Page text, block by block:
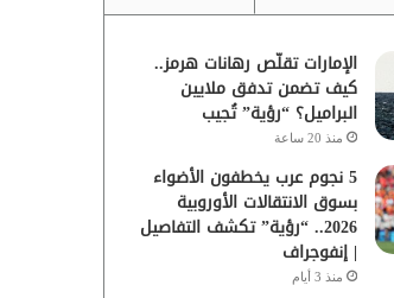
الإمارات تقلّص رهانات هرمز..
كيف تضمن تدفق ملايين
البراميل؟ “رؤية” تُجيب
منذ 20 ساعة
5 نجوم عرب يخطفون الأضواء
بسوق الانتقالات الأوروبية
2026.. “رؤية” تكشف التفاصيل
| إنفوجراف
منذ 3 أيام